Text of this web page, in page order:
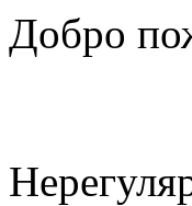
Добро